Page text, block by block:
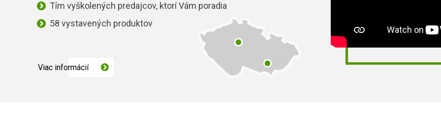
Tím vyškolených predajcov, ktorí Vám poradia
58 vystavených produktov
Viac informácií